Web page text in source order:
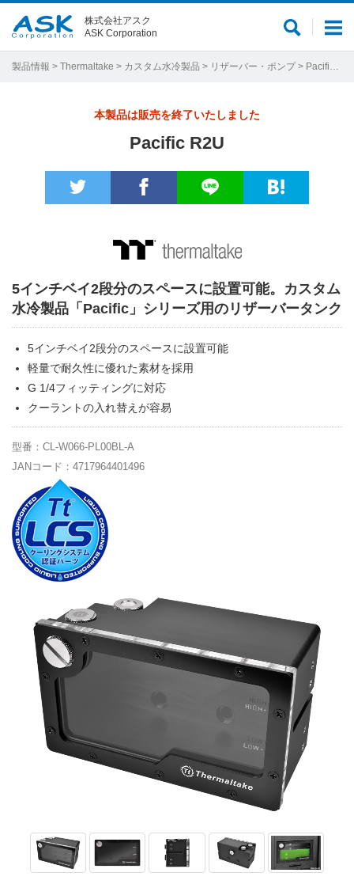
メ
ュ
サ
ト
株式会社アスク
ASK Corporation
製品情報 > Thermaltake > カスタム水冷製品 > リザーバー・ポンプ> Pacific R2U
本製品は販売を終了いたしました
Pacific R2U
5インチベイ2段分のスペースに設置可能。カスタム
水冷製品「Pacific」シリーズ用のリザーバータンク
5インチベイ2段分のスペースに設置可能
軽量で耐久性に優れた素材を採用
G 1/4フィッティングに対応
クーラントの入れ替えが容易
型番：CL-W066-PL00BL-A
JANコード：4717964401496